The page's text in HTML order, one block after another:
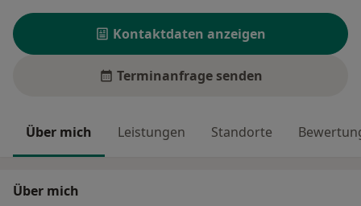
Kontaktdaten anzeigen
Terminanfrage senden
Über mich Leistungen Standorte
Über mich